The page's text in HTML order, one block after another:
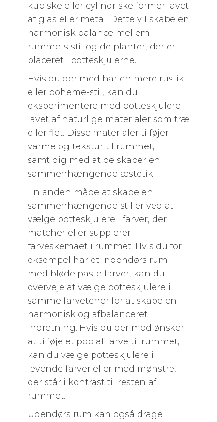
kubiske eller cylindriske former lavet
af glas eller metal. Dette vil skabe en
harmonisk balance mellem
rummets stil og de planter, der er
placeret i potteskjulerne.
Hvis du derimod har en mere rustik
eller boheme-stil, kan du
eksperimentere med potteskjulere
lavet af naturlige materialer som træ
eller flet. Disse materialer tilføjer
varme og tekstur til rummet,
samtidig med at de skaber en
sammenhængende æstetik.
En anden måde at skabe en
sammenhængende stil er ved at
vælge potteskjulere i farver, der
matcher eller supplerer
farveskemaet i rummet. Hvis du for
eksempel har et indendørs rum
med bløde pastelfarver, kan du
overveje at vælge potteskjulere i
samme farvetoner for at skabe en
harmonisk og afbalanceret
indretning. Hvis du derimod ønsker
at tilføje et pop af farve til rummet,
kan du vælge potteskjulere i
levende farver eller med mønstre,
der står i kontrast til resten af
rummet.
Udendørs rum kan også drage